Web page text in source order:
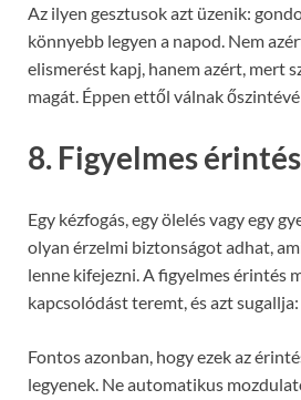
Az ilyen gesztusok azt üzenik:
könnyebb legyen a napod. Nem
elismerést kapj, hanem azért, mert
magát. Éppen ettől válnak
8. Figyelmes érintés
Egy kézfogás, egy ölelés vagy egy
olyan érzelmi biztonságot adhat,
lenne kifejezni. A figyelmes érintés
kapcsolódást teremt, és azt
Fontos azonban, hogy ezek az
legyenek. Ne automatikus